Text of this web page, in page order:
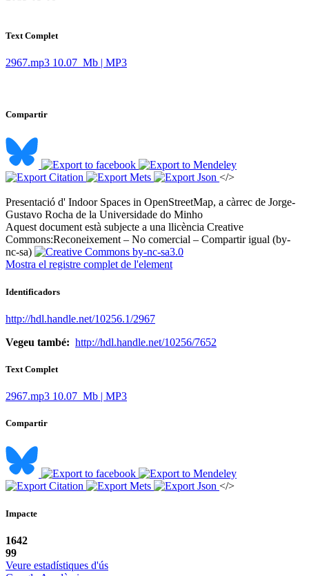
Text Complet
2967.mp3 10.07 Mb | MP3
Compartir
</>
Presentació d' Indoor Spaces in OpenStreetMap, a càrrec de Jorge-
Gustavo Rocha de la Universidade do Minho ​
Aquest document està subjecte a una llicència Creative
Commons:Reconeixement – No comercial – Compartir igual (by-
nc-sa)
Mostra el registre complet de l'element
Identificadors
http://hdl.handle.net/10256.1/2967
Vegeu també: http://hdl.handle.net/10256/7652
Text Complet
2967.mp3 10.07 Mb | MP3
Compartir
</>
Impacte
1642
99
Veure estadístiques d'ús